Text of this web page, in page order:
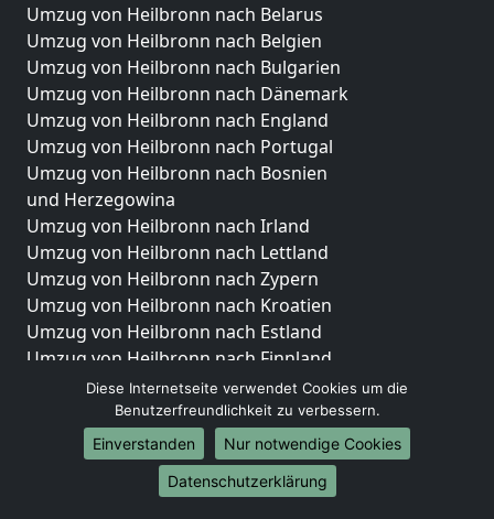
Umzug von Heilbronn nach Belarus
Umzug von Heilbronn nach Belgien
Umzug von Heilbronn nach Bulgarien
Umzug von Heilbronn nach Dänemark
Umzug von Heilbronn nach England
Umzug von Heilbronn nach Portugal
Umzug von Heilbronn nach Bosnien
und Herzegowina
Umzug von Heilbronn nach Irland
Umzug von Heilbronn nach Lettland
Umzug von Heilbronn nach Zypern
Umzug von Heilbronn nach Kroatien
Umzug von Heilbronn nach Estland
Umzug von Heilbronn nach Finnland
Umzug von Heilbronn nach Frankreich
Umzug von Heilbronn nach Griechenland
Umzug von Heilbronn nach Italien
Umzug von Heilbronn nach Liechtenstein
Umzug von Heilbronn nach Luxemburg
Diese Internetseite verwendet Cookies um die
Benutzerfreundlichkeit zu verbessern.
Einverstanden
Nur notwendige Cookies
Datenschutzerklärung